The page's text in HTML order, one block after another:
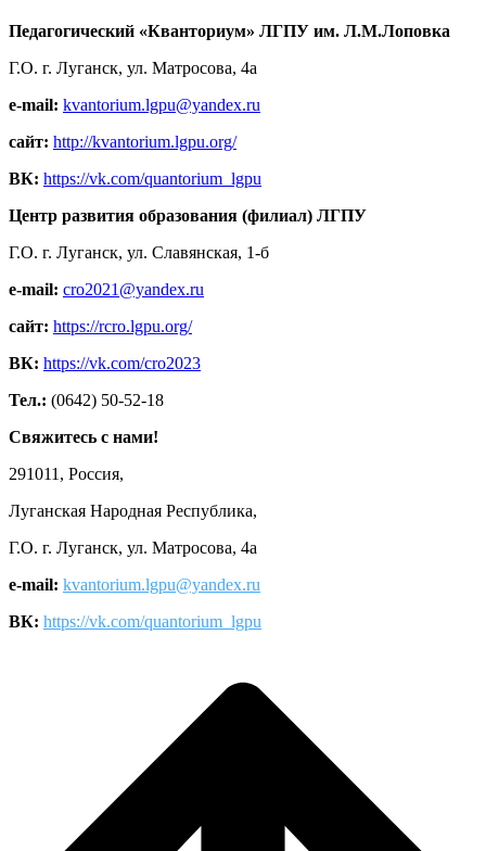
Педагогический «Кванториум» ЛГПУ им. Л.М.Лоповка
Г.О. г. Луганск, ул. Матросова, 4а
e-mail: kvantorium.lgpu@yandex.ru
сайт: http://kvantorium.lgpu.org/
ВК: https://vk.com/quantorium_lgpu
Центр развития образования (филиал) ЛГПУ
Г.О. г. Луганск, ул. Славянская, 1-б
e-mail: cro2021@yandex.ru
сайт: https://rcro.lgpu.org/
ВК: https://vk.com/cro2023
Тел.: (0642) 50-52-18
Свяжитесь с нами!
291011, Россия,
Луганская Народная Республика,
Г.О. г. Луганск, ул. Матросова, 4а
e-mail: kvantorium.lgpu@yandex.ru
ВК: https://vk.com/quantorium_lgpu